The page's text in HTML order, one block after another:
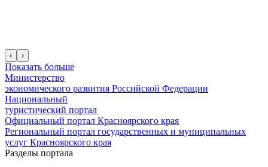
‹ ›
Показать больше
Министерство
экономического развития Российской Федерации
Национальный
туристический портал
Официальный портал Красноярского края
Региональный портал государственных и муниципальных
услуг Красноярского края
Разделы портала